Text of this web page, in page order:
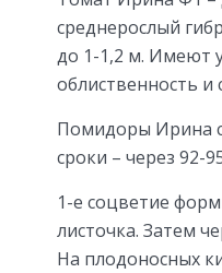
среднерослый
до 1-1,2 м. Имеют
облиственность
Помидоры Ирина
сроки – через 92-
1-е соцветие
листочка. Затем
На плодоносных